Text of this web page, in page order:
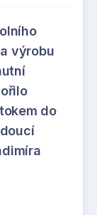
výrobu
do